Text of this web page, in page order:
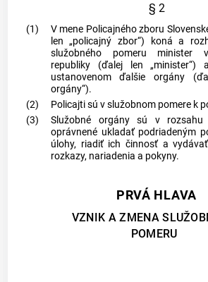
§ 2
(1) V mene Policajného zboru
len „policajný zbor“) koná a
služobného pomeru minister
republiky (ďalej len
ustanovenom ďalšie orgány
orgány“).
(2)
Policajti sú v služobnom pomere k
(3)
Služobné orgány sú v rozsahu
oprávnené ukladať podriadeným
úlohy, riadiť ich činnosť a
rozkazy, nariadenia a pokyny.
PRVÁ HLAVA
VZNIK A ZMENA
POMERU